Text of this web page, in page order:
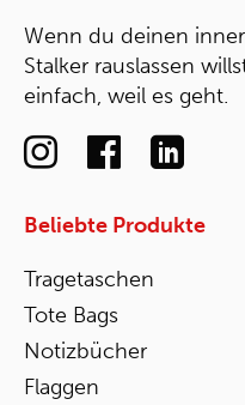
Wenn du deinen
Stalker rauslassen
einfach, weil es geht.
Beliebte Produkte
Tragetaschen
Tote Bags
Notizbücher
Flaggen